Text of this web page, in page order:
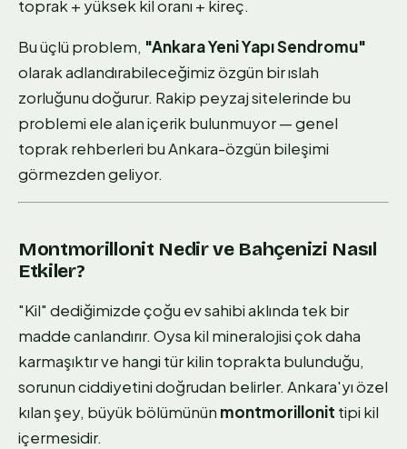
toprak + yüksek kil oranı + kireç.
Bu üçlü problem, "Ankara Yeni Yapı Sendromu"
olarak adlandırabileceğimiz özgün bir ıslah
zorluğunu doğurur. Rakip peyzaj sitelerinde bu
problemi ele alan içerik bulunmuyor — genel
toprak rehberleri bu Ankara-özgün bileşimi
görmezden geliyor.
Montmorillonit Nedir ve Bahçenizi Nasıl
Etkiler?
"Kil" dediğimizde çoğu ev sahibi aklında tek bir
madde canlandırır. Oysa kil mineralojisi çok daha
karmaşıktır ve hangi tür kilin toprakta bulunduğu,
sorunun ciddiyetini doğrudan belirler. Ankara'yı özel
kılan şey, büyük bölümünün montmorillonit tipi kil
içermesidir.